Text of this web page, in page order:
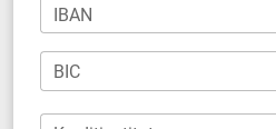
IBAN
BIC